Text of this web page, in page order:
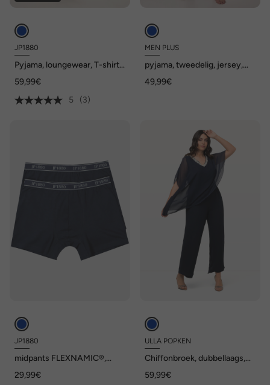
JP1880
Pyjama, loungewear, T-shirt
broek
59,99€
5
(3)
MEN PLUS
pyjama, tweedelig, jersey,
49,99€
JP1880
midpants FLEXNAMIC®,
onderbroek, tot 8XL
29,99€
ULLA POPKEN
Chiffonbroek, dubbellaags,
tailleband
59,99€